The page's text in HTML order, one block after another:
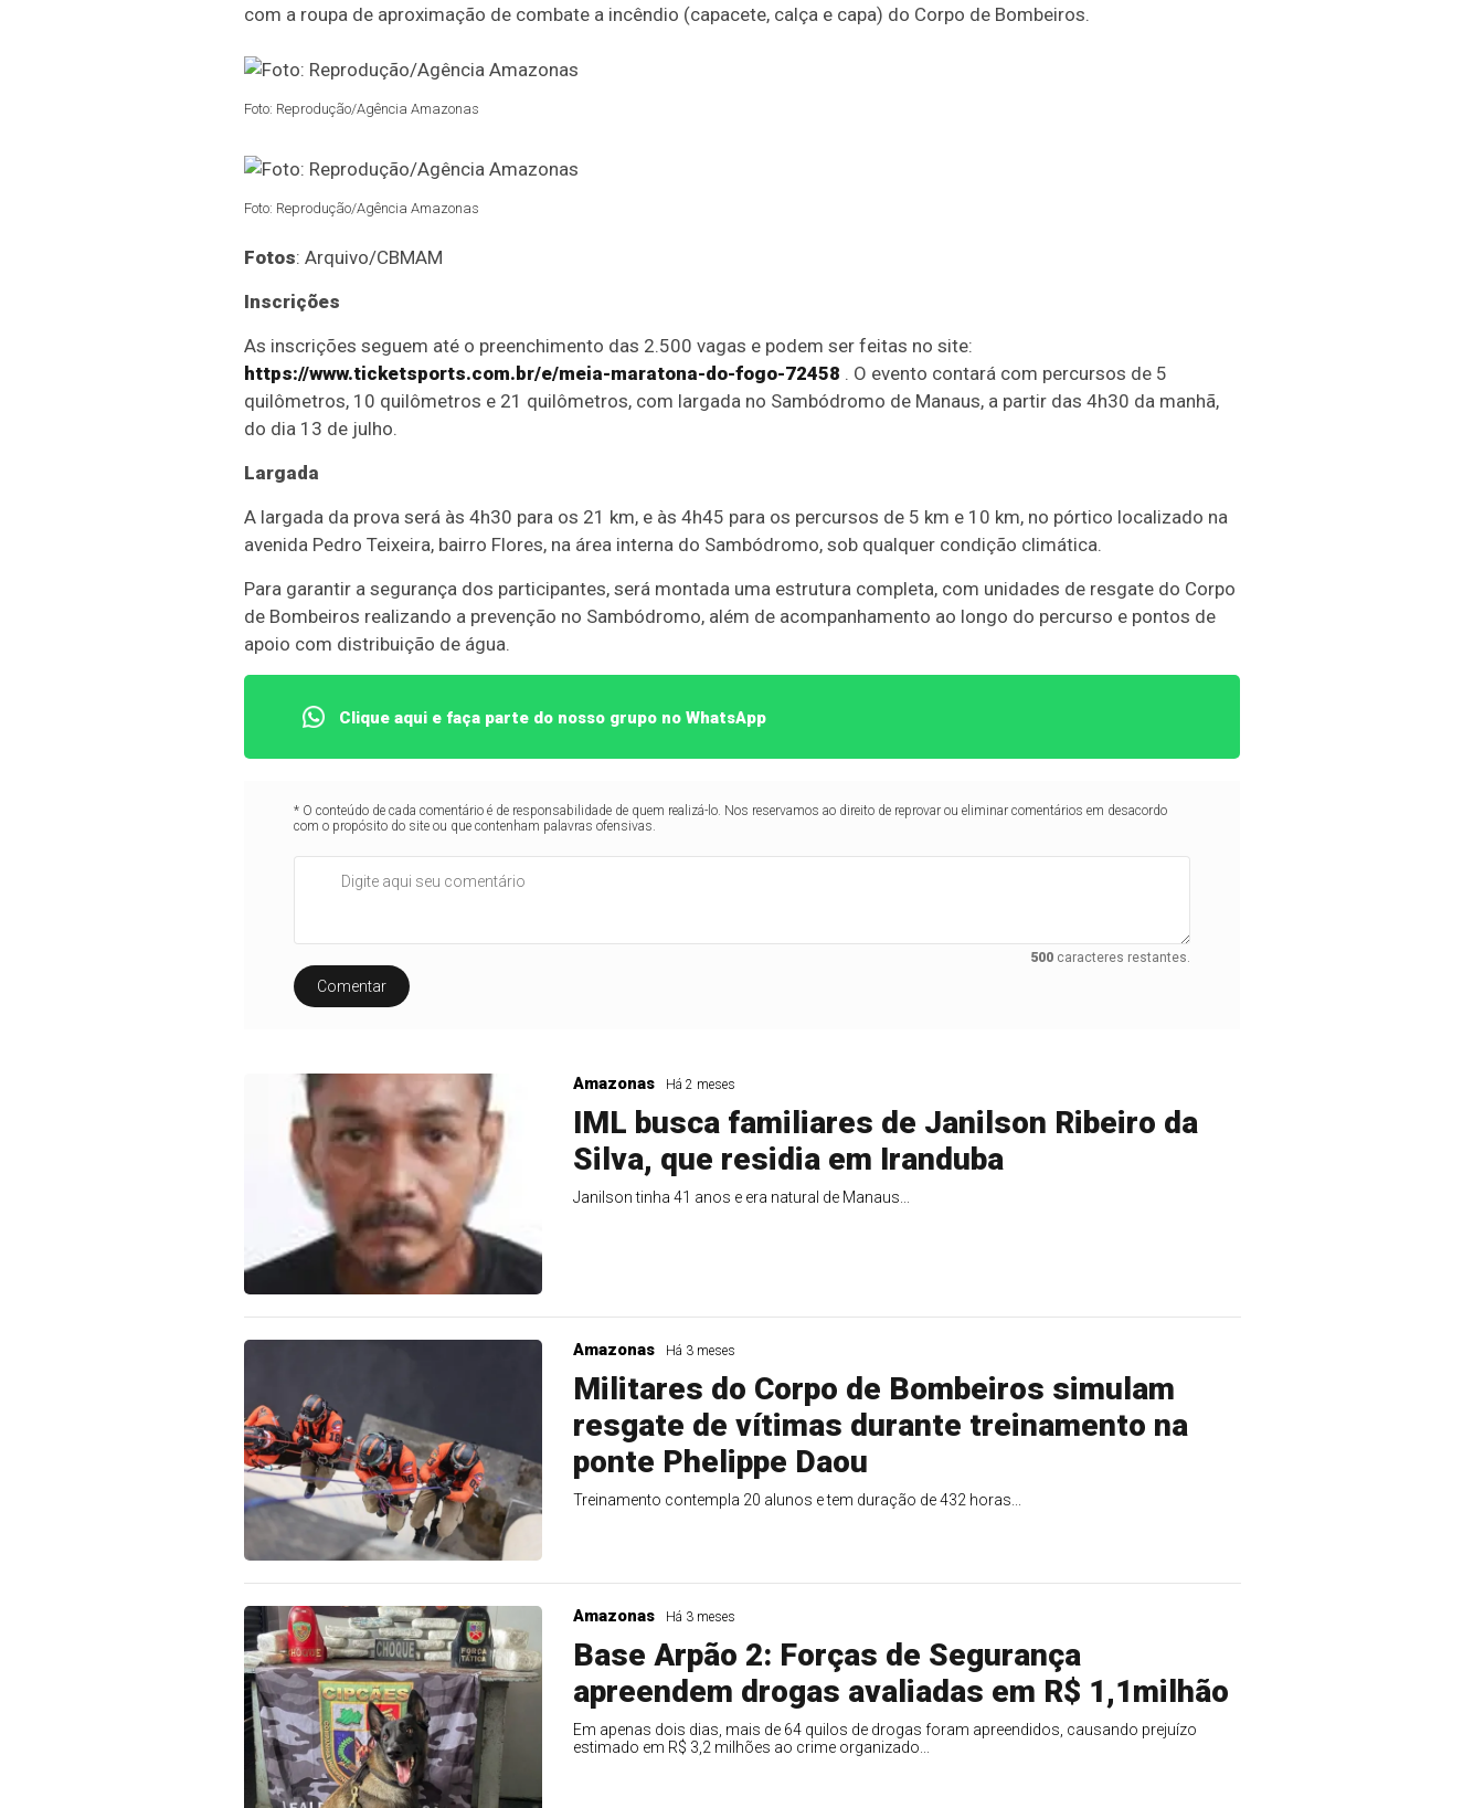
com a roupa de aproximação de combate a incêndio (capacete, calça e capa) do Corpo de Bombeiros.
Foto: Reprodução/Agência Amazonas
Foto: Reprodução/Agência Amazonas
Fotos: Arquivo/CBMAM
Inscrições
As inscrições seguem até o preenchimento das 2.500 vagas e podem ser feitas no site:
https://www.ticketsports.com.br/e/meia-maratona-do-fogo-72458 . O evento contará com percursos de 5
quilômetros, 10 quilômetros e 21 quilômetros, com largada no Sambódromo de Manaus, a partir das 4h30 da manhã,
do dia 13 de julho.
Largada
A largada da prova será às 4h30 para os 21 km, e às 4h45 para os percursos de 5 km e 10 km, no pórtico localizado na
avenida Pedro Teixeira, bairro Flores, na área interna do Sambódromo, sob qualquer condição climática.
Para garantir a segurança dos participantes, será montada uma estrutura completa, com unidades de resgate do Corpo
de Bombeiros realizando a prevenção no Sambódromo, além de acompanhamento ao longo do percurso e pontos de
apoio com distribuição de água.
Clique aqui e faça parte do nosso grupo no WhatsApp
* O conteúdo de cada comentário é de responsabilidade de quem realizá-lo. Nos reservamos ao direito de reprovar ou eliminar comentários em desacordo
com o propósito do site ou que contenham palavras ofensivas.
500 caracteres restantes.
Comentar
Amazonas Há 2 meses
IML busca familiares de Janilson Ribeiro da
Silva, que residia em Iranduba
Janilson tinha 41 anos e era natural de Manaus...
Amazonas Há 3 meses
Militares do Corpo de Bombeiros simulam
resgate de vítimas durante treinamento na
ponte Phelippe Daou
Treinamento contempla 20 alunos e tem duração de 432 horas...
Amazonas Há 3 meses
Base Arpão 2: Forças de Segurança
apreendem drogas avaliadas em R$ 1,1milhão
Em apenas dois dias, mais de 64 quilos de drogas foram apreendidos, causando prejuízo
estimado em R$ 3,2 milhões ao crime organizado...